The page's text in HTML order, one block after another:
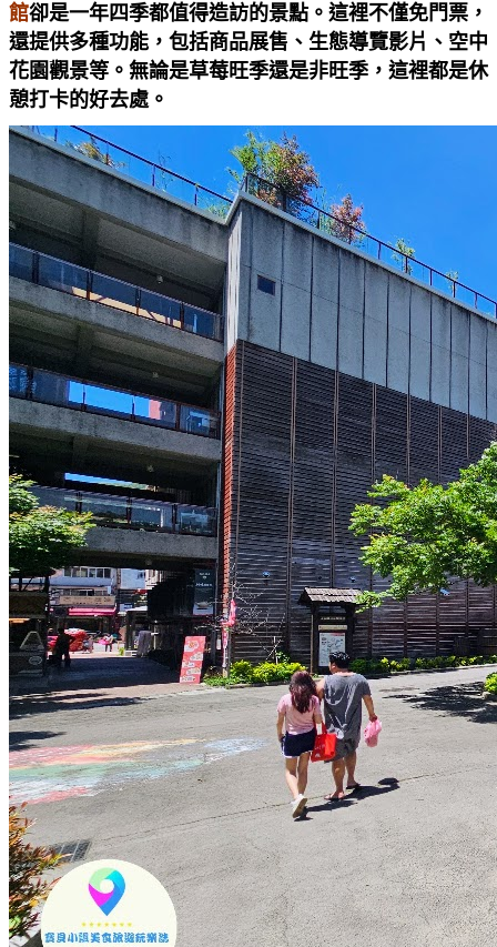
館卻是一年四季都值得造訪的景點。這裡不僅免門票，
還提供多種功能，包括商品展售、生態導覽影片、空中
花園觀景等。無論是草莓旺季還是非旺季，這裡都是休
憩打卡的好去處。